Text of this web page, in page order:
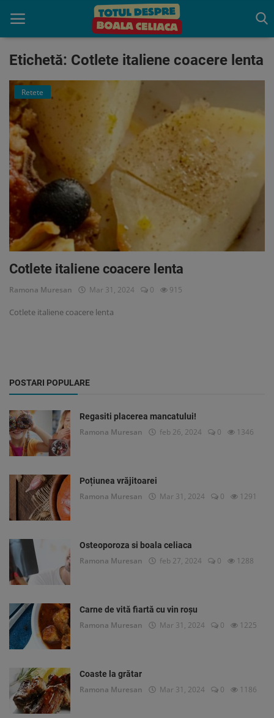
Acasă
Boala celiaca
Consultație
Programează o Consultatie
gratuită
Trăiește fără Gluten
Indrumare
Produse benefice
Etichetă: Cotlete italiene coacere lenta
Retete
Cotlete italiene coacere lenta
Ramona Muresan Mar 31, 2024 0 915
Cotlete italiene coacere lenta
POSTARI POPULARE
Regasiti placerea mancatului!
Ramona Muresan feb 26, 2024 0 1346
Poțiunea vrăjitoarei
Ramona Muresan Mar 31, 2024 0 1291
Osteoporoza si boala celiaca
Ramona Muresan feb 27, 2024 0 1288
Carne de vită fiartă cu vin roșu
Ramona Muresan Mar 31, 2024 0 1225
Coaste la grătar
Ramona Muresan Mar 31, 2024 0 1186